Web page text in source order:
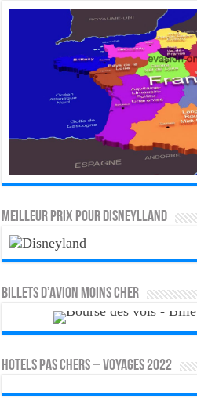
MEILLEUR PRIX POUR DISNEYLLAND
Billets d’avion moins cher
HOTELS PAS CHERS – VOYAGES 2022